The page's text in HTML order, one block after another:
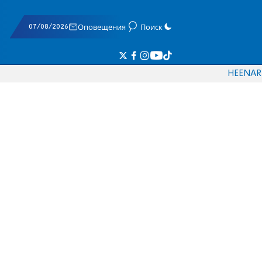
07/08/2026 Оповещения Поиск
HEENAR